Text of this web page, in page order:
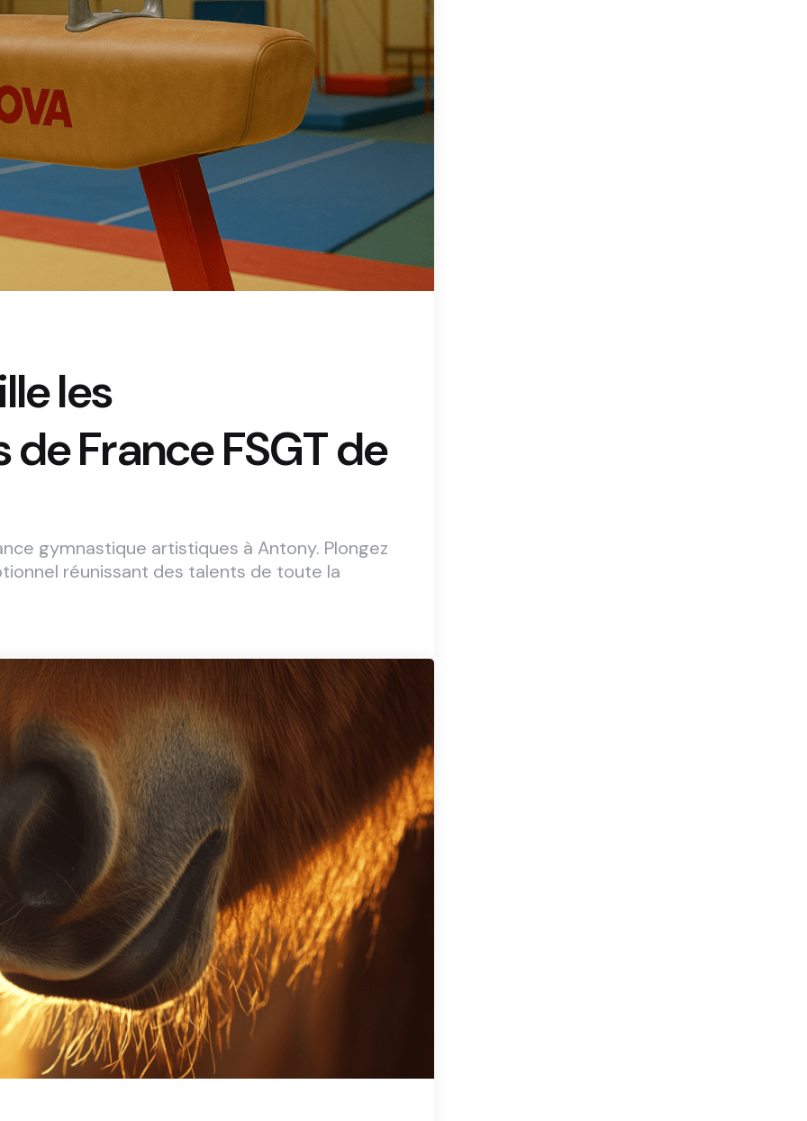
les
France FSGT de
gymnastique artistiques à Antony. Plongez
réunissant des talents de toute la